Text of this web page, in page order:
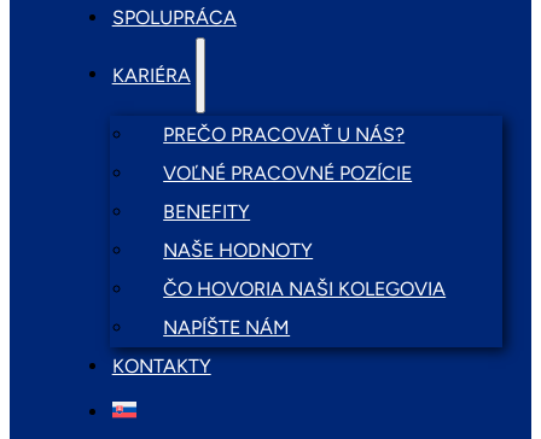
SPOLUPRÁCA
KARIÉRA
PREČO PRACOVAŤ U NÁS?
VOĽNÉ PRACOVNÉ POZÍCIE
BENEFITY
NAŠE HODNOTY
ČO HOVORIA NAŠI KOLEGOVIA
NAPÍŠTE NÁM
KONTAKTY